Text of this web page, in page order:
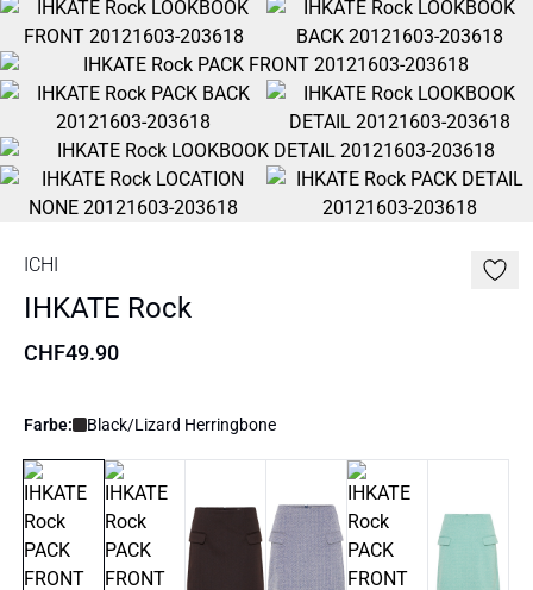
ICHI
IHKATE Rock
CHF49.90
Farbe: Black/Lizard Herringbone